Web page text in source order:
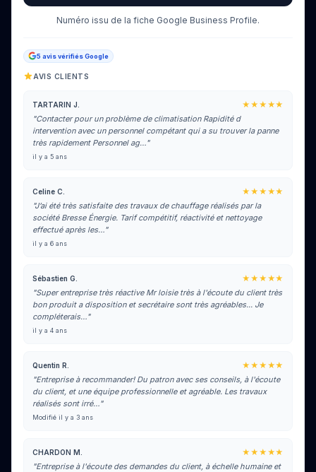
Numéro issu de la fiche Google Business Profile.
5 avis vérifiés Google
AVIS CLIENTS
TARTARIN J.
★★★★★
"Contacter pour un problème de climatisation Rapidité d
intervention avec un personnel compétant qui a su trouver la panne
très rapidement Personnel ag…"
il y a 5 ans
Celine C.
★★★★★
"J’ai été très satisfaite des travaux de chauffage réalisés par la
société Bresse Énergie. Tarif compétitif, réactivité et nettoyage
effectué après les…"
il y a 6 ans
Sébastien G.
★★★★★
"Super entreprise très réactive Mr loisie très à l'écoute du client très
bon produit a disposition et secrétaire sont très agréables... Je
compléterais…"
il y a 4 ans
Quentin R.
★★★★★
"Entreprise à recommander! Du patron avec ses conseils, à l'écoute
du client, et une équipe professionnelle et agréable. Les travaux
réalisés sont irré…"
Modifié il y a 3 ans
CHARDON M.
★★★★★
"Entreprise à l'écoute des demandes du client, à échelle humaine et